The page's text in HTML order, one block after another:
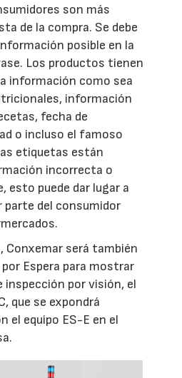
son más
de la compra. Se debe
posible en la
Los productos tienen
información como sea
información
fecha de
o incluso el famoso
etiquetas están
incorrecta o
esto puede dar lugar a
parte del consumidor
Conxemar será también
Espera para mostrar
inspección por visión, el
que se expondrá
el equipo ES-E en el